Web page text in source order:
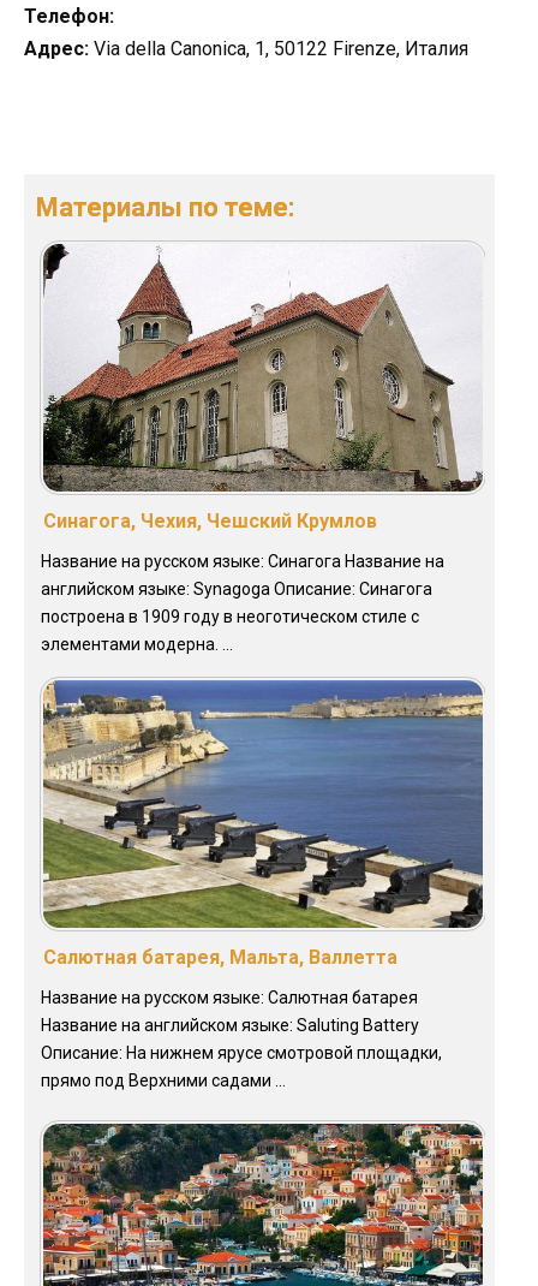
Телефон:
Адрес: Via della Canonica, 1, 50122 Firenze, Италия
Материалы по теме:
Синагога, Чехия, Чешский Крумлов
Название на русском языке: Синагога Название на
английском языке: Synagoga Описание: Синагога
построена в 1909 году в неоготическом стиле с
элементами модерна. ...
Салютная батарея, Мальта, Валлетта
Название на русском языке: Салютная батарея
Название на английском языке: Saluting Battery
Описание: На нижнем ярусе смотровой площадки,
прямо под Верхними садами ...